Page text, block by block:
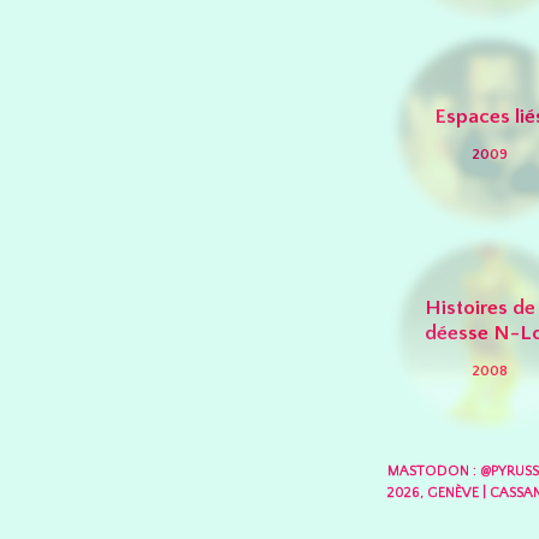
Espaces
2009
Histoires de
déesse N-
2008
MASTODON :
2026, GENÈVE